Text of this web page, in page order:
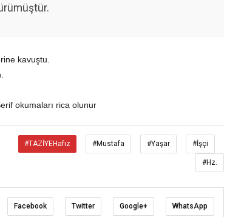
kavuştu.
okumaları rica olunur
#TAZİYEHafız #Mustafa #Yaşar #İşçi
#Hz.
Facebook Twitter Google+ WhatsApp